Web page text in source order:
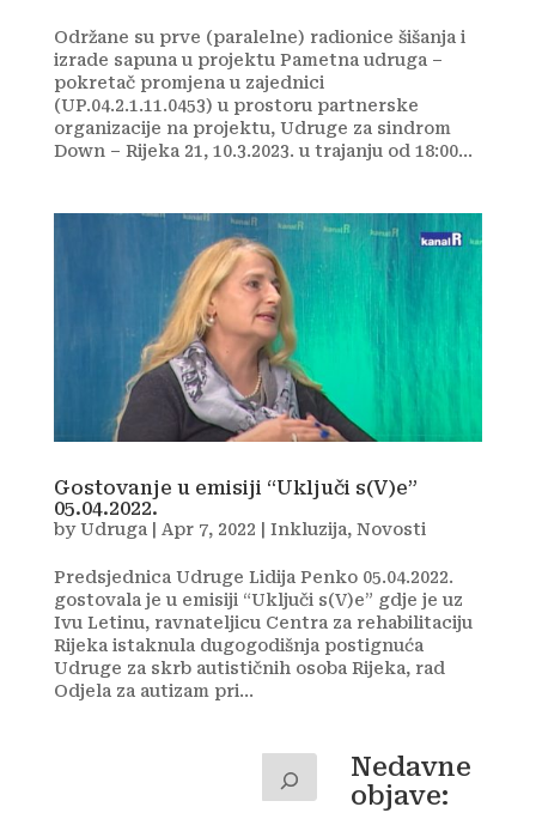
Održane su prve (paralelne) radionice šišanja i
izrade sapuna u projektu Pametna udruga –
pokretač promjena u zajednici
(UP.04.2.1.11.0453) u prostoru partnerske
organizacije na projektu, Udruge za sindrom
Down – Rijeka 21, 10.3.2023. u trajanju od 18:00...
Gostovanje u emisiji “Uključi s(V)e”
05.04.2022.
byUdruga| Apr 7, 2022 Inkluzija, Novosti
Predsjednica Udruge Lidija Penko 05.04.2022.
gostovala je u emisiji “Uključi s(V)e” gdje je uz
Ivu Letinu, ravnateljicu Centra za rehabilitaciju
Rijeka istaknula dugogodišnja postignuća
Udruge za skrb autističnih osoba Rijeka, rad
Odjela za autizam pri...
Nedavne
objave: